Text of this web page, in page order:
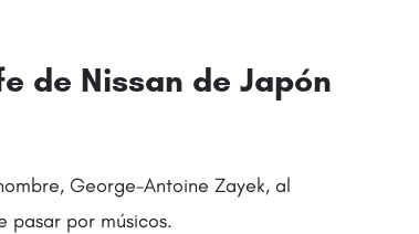
de Nissan de Japón
George-Antoine Zayek, al
pasar por músicos.